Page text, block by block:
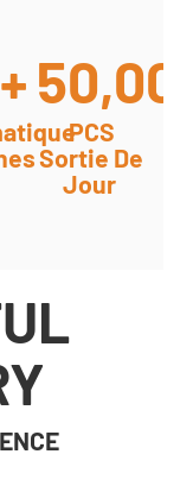
PCS
Sortie De
Jour